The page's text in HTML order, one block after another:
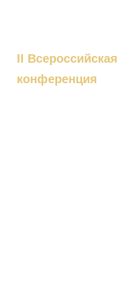
II
конференция